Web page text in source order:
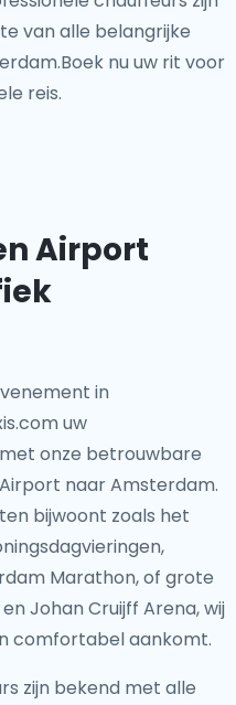
van alle belangrijke
nu uw rit voor
reis.
Airport
in
uw
onze betrouwbare
naar Amsterdam.
bijwoont zoals het
Marathon, of grote
Johan Cruijff Arena, wij
comfortabel aankomt.
zijn bekend met alle